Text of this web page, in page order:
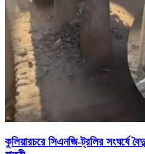
কুলিয়ারচরে সিএনজি-ট্রলির সংঘর্ষে